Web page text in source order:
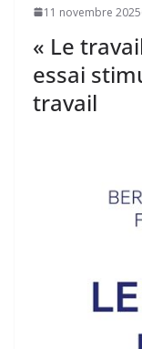
11 novembre 2025
« Le
essai
travail